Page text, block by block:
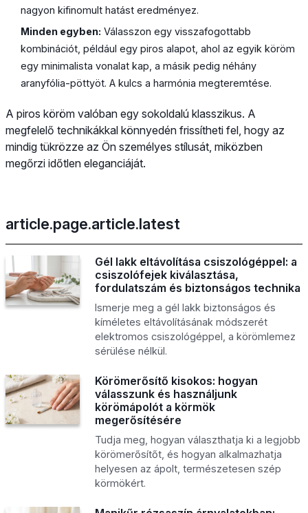
nagyon kifinomult hatást eredményez.
Minden egyben: Válasszon egy visszafogottabb
kombinációt, például egy piros alapot, ahol az egyik köröm
egy minimalista vonalat kap, a másik pedig néhány
aranyfólia-pöttyöt. A kulcs a harmónia megteremtése.
A piros köröm valóban egy sokoldalú klasszikus. A
megfelelő technikákkal könnyedén frissítheti fel, hogy az
mindig tükrözze az Ön személyes stílusát, miközben
megőrzi időtlen eleganciáját.
article.page.article.latest
Gél lakk eltávolítása csiszológéppel: a
csiszolófejek kiválasztása,
fordulatszám és biztonságos technika
Ismerje meg a gél lakk biztonságos és
kíméletes eltávolításának módszerét
elektromos csiszológéppel, a körömlemez
sérülése nélkül.
Körömerősítő kisokos: hogyan
válasszunk és használjunk
körömápolót a körmök
megerősítésére
Tudja meg, hogyan választhatja ki a legjobb
körömerősítőt, és hogyan alkalmazhatja
helyesen az ápolt, természetesen szép
körmökért.